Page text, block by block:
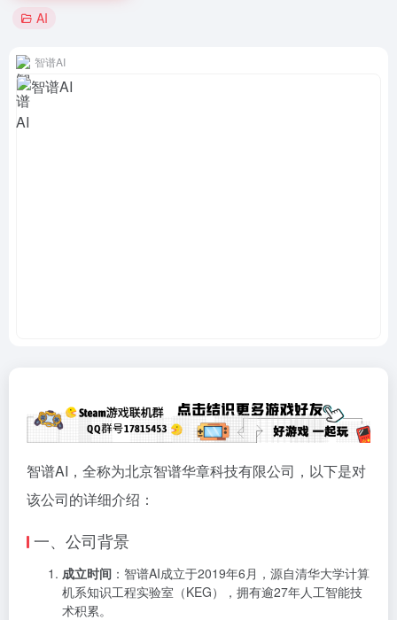
AI
智谱AI
智谱AI，全称为北京智谱华章科技有限公司，以下是对
该公司的详细介绍：
一、公司背景
成立时间 ：智谱AI成立于2019年6月，源自清华大学计算
机系知识工程实验室（KEG），拥有逾27年人工智能技
术积累。